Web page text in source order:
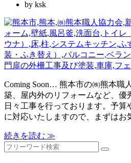
by ksk
Coming Soon… 熊本市の㈱熊本職
築、屋内外のリフォームなど、優
日々工事を行っております。予算
に対応いたしますので、まずは
続きを読む ≫
検